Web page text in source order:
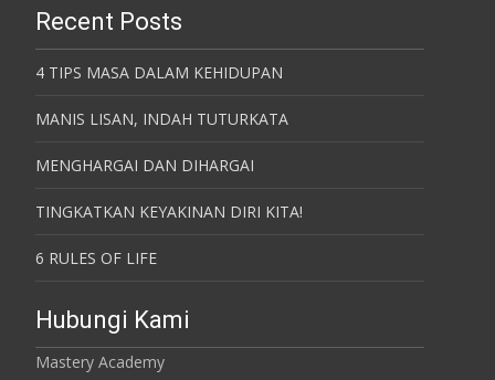
Recent Posts
4 TIPS MASA DALAM KEHIDUPAN
MANIS LISAN, INDAH TUTURKATA
MENGHARGAI DAN DIHARGAI
TINGKATKAN KEYAKINAN DIRI KITA!
6 RULES OF LIFE
Hubungi Kami
Mastery Academy